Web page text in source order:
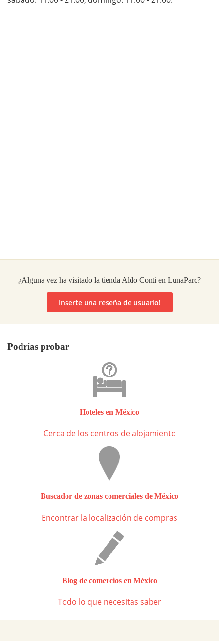
¿Alguna vez ha visitado la tienda Aldo Conti en LunaParc?
Inserte una reseña de usuario!
Podrías probar
Hoteles en México
Cerca de los centros de alojamiento
Buscador de zonas comerciales de México
Encontrar la localización de compras
Blog de comercios en México
Todo lo que necesitas saber